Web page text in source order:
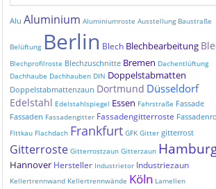
Alu Aluminium Aluminiumroste Ausstellung Baustraße
Belüftung Berlin Blech Blechbearbeitung
Blechprofilroste Blechzuschnitte Bremen Dachentlüftung
Dachhaube Dachhauben DIN Doppelstabmatten
Doppelstabmattenzaun Dortmund Düsseldorf
Edelstahl Edelstahlspiegel Essen Fahrstraße Fassade
Fassaden Fassadengitter Fassadengitterroste
Fittkau Flachdach Frankfurt GFK Gitter gitterrost
Gitterroste Gitterrostzaun Gitterzaun
Hannover Hersteller Industrietor Industriezaun
Kellertrennwand Kellertrennwände Köln Lamellen